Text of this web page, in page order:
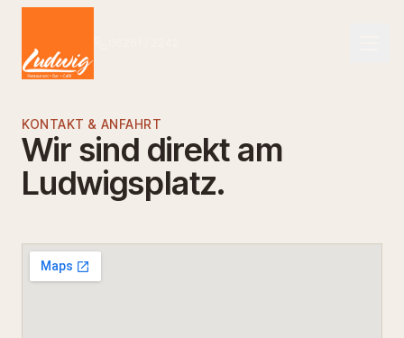
01 Start
Das Ludwig
Speisekarte
KONTAKT & ANFAHRT
Wir sind direkt am
Ludwigsplatz.